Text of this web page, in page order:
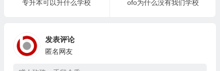
专升本可以升什么学校
ofo为什么没有我们学校
发表评论
匿名网友